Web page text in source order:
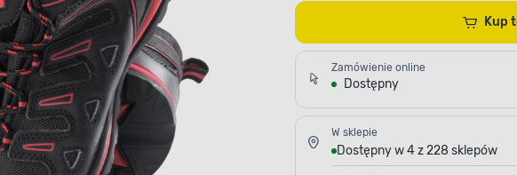
Zamówienie online
Dostępny
W sklepie
Dostępny w 4 z 228 sklepów